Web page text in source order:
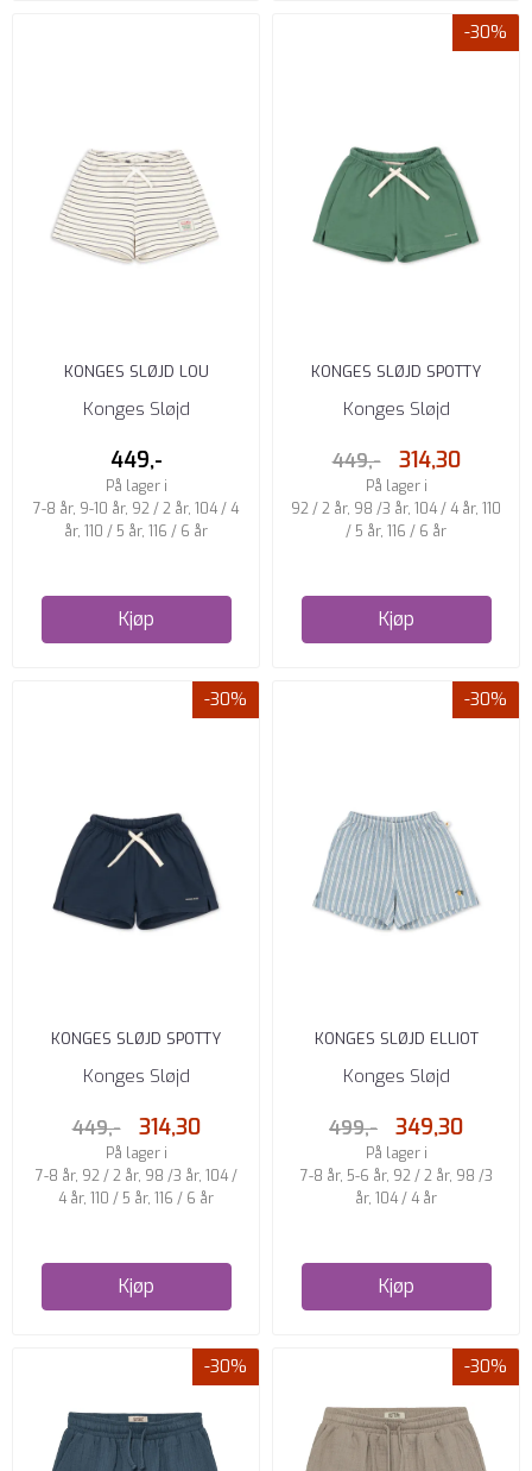
KONGES SLØJD LOU
SWEATSHORTS FLINTSTONE
Konges Sløjd
449,-
På lager i
7-8 år, 9-10 år, 92 / 2 år, 104 / 4
år, 110 / 5 år, 116 / 6 år
Kjøp
-30%
KONGES SLØJD SPOTTY
SWEATSHORTS TOTAL
Konges Sløjd
449,- 314,30
På lager i
92 / 2 år, 98 /3 år, 104 / 4 år, 110
/ 5 år, 116 / 6 år
Kjøp
-30%
KONGES SLØJD SPOTTY
SWEATSHORTS DARK IVY
Konges Sløjd
449,- 314,30
På lager i
7-8 år, 92 / 2 år, 98 /3 år, 104 /
4 år, 110 / 5 år, 116 / 6 år
Kjøp
-30%
KONGES SLØJD ELLIOT
SHORTS TRIO BLEU STRIPE
Konges Sløjd
499,- 349,30
På lager i
7-8 år, 5-6 år, 92 / 2 år, 98 /3
år, 104 / 4 år
Kjøp
-30% -30%